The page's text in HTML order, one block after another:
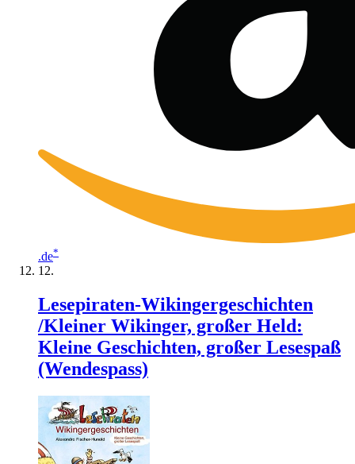
.de*
Lesepiraten-Wikingergeschichten
/Kleiner Wikinger, großer Held:
Kleine Geschichten, großer Lesespaß
(Wendespass)